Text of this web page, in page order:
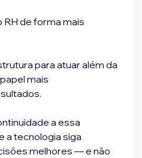
RH de forma mais
para atuar além da
mais
a essa
a tecnologia siga
melhores — e não